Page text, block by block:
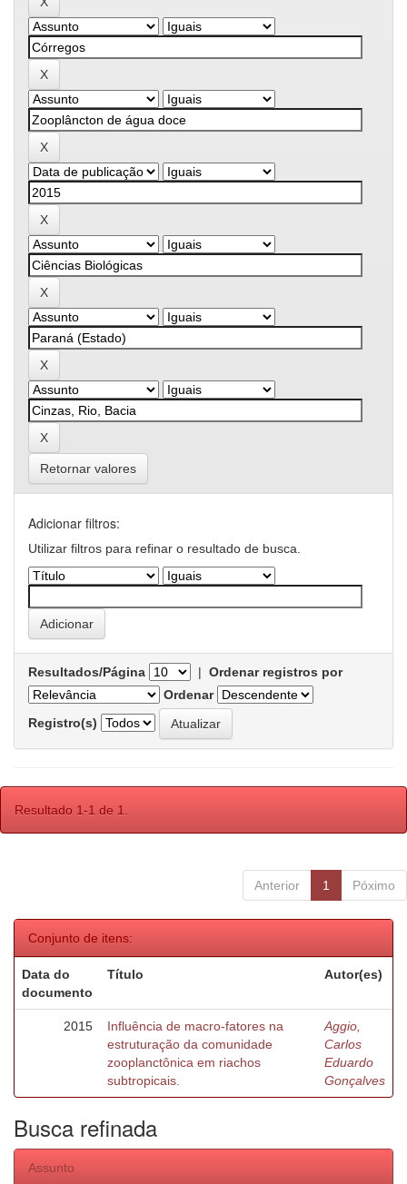
Retornar valores
Adicionar filtros:
Utilizar filtros para refinar o resultado de busca.
Resultados/Página | Ordenar registros por
Ordenar
Registro(s)
Resultado 1-1 de 1.
Anterior 1 Póximo
Conjunto de itens:
Data do
documento
Título Autor(es)
2015
Influência de macro-fatores na
estruturação da comunidade
zooplanctônica em riachos
subtropicais.
Aggio,
Carlos
Eduardo
Gonçalves
Busca refinada
Assunto